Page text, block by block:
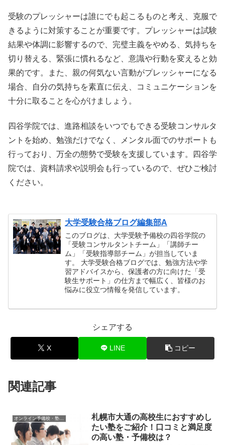
受験のプレッシャーは誰にでも起こるものと考え、克服で
きるように対策することが重要です。プレッシャーは試験
結果や体調に影響するので、完璧主義をやめる、気持ちを
切り替える、緊張に慣れるなど、意識や行動を変えると効
果的です。また、親の何気ない言動がプレッシャーになる
場合、自分の気持ちを素直に伝え、コミュニケーションを
十分に取ることを心がけましょう。
四谷学院では、進路相談をいつでもできる受験コンサルタ
ントを始め、勉強だけでなく、メンタル面でのサポートも
行っており、万全の態勢で受験を支援しています。四谷学
院では、資料請求や説明会も行っているので、ぜひご検討
ください。
大学受験合格ブログ編集部A
このブログは、大学受験予備校の四谷学院の
「受験コンサルタントチーム」「講師チー
ム」「受験指導部チーム」が担当していま
す。 大学受験合格ブログでは、勉強方法や学
習アドバイスから、保護者の方に向けた「受
験生サポート」の仕方まで幅広く、皆様のお
悩みに役立つ情報を発信しています。
シェアする
X LINE コピー
関連記事
オンライン予備校・塾の活用法
札幌市大通の高校生におすすめし
たい塾をご紹介！口コミと満足度
の高い塾・予備校は？